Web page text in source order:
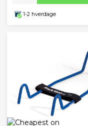
1-2 hverdage